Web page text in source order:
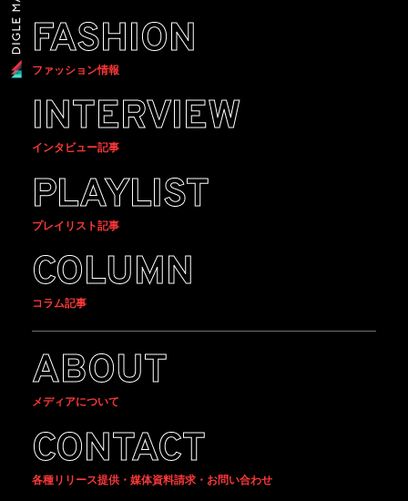
FASHION
ファッション情報
INTERVIEW
インタビュー記事
PLAYLIST
プレイリスト記事
COLUMN
コラム記事
ABOUT
メディアについて
CONTACT
各種リリース提供・媒体資料請求・お問い合わせ